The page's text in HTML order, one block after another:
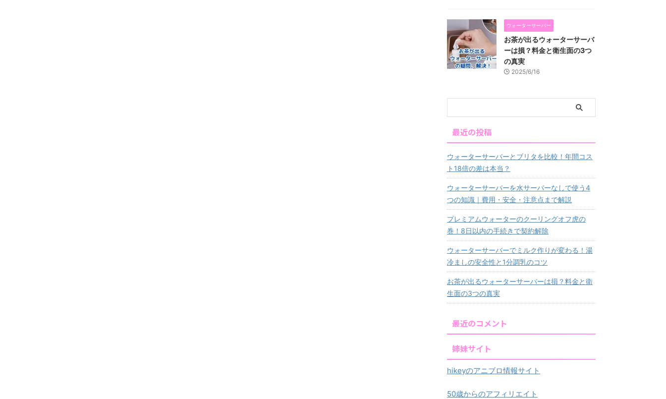
ウォーターサーバー
お茶が出るウォーターサーバ
ーは損？料金と衛生面の3つ
の真実
2025/6/16
最近の投稿
ウォーターサーバーとブリタを比較！年間コス
ト18倍の差は本当？
ウォーターサーバーを水サーバーなしで使う4
つの知識｜費用・安全・注意点まで解説
プレミアムウォーターのクーリングオフ虎の
巻！8日以内の手続きで契約解除
ウォーターサーバーでミルク作りが変わる！湯
冷ましの安全性と1分調乳のコツ
お茶が出るウォーターサーバーは損？料金と衛
生面の3つの真実
最近のコメント
姉妹サイト
hikeyのアニブロ情報サイト
50歳からのアフィリエイト